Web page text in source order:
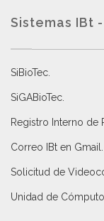
Sistemas IBt -
SiBioTec
SiGABioTec.
Registro Interno de
Correo IBt en Gmail
Solicitud de
Unidad de Cómputo